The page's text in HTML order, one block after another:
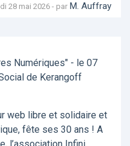
28 mai 2026 - par M. Auffray
Numériques" - le 07
de Kerangoff
web libre et solidaire et
fête ses 30 ans ! A